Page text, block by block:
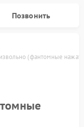
Позвонить
(фантомные